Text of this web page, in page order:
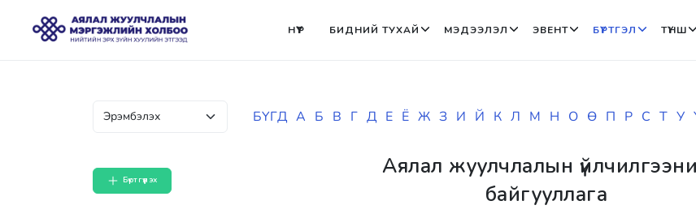
НҮҮР БИДНИЙ ТУХАЙ МЭДЭЭЛЭЛ ЭВЕНТ БҮРТГЭЛ ТҮНШ
БҮГД А Б В Г Д Е Ё Ж З И Й К Л М Н О Ө П Р С Т У
Бүртгүүлэх
Аялал жуулчлалын
байгууллага